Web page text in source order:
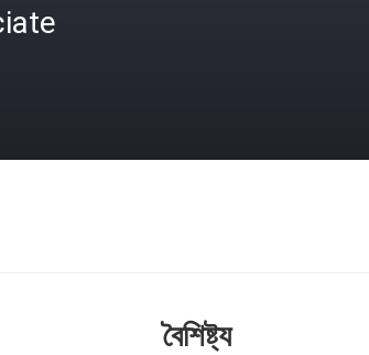
বৈশিষ্ট্য